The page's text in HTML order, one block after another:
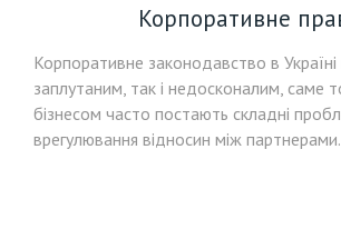
Корпоративне
Корпоративне законодавство в
заплутаним, так і недосконалим, саме
бізнесом часто постають складні
врегулювання відносин між